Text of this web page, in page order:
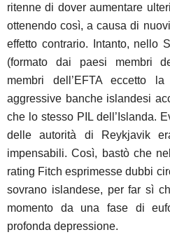
ritenne di dover aumentare
ottenendo così, a causa di
effetto contrario. Intanto, nello
(formato dai paesi membri
membri dell’EFTA eccetto
aggressive banche islandesi
che lo stesso PIL dell’Islanda.
delle autorità di Reykjavik
impensabili. Così, bastò che
rating Fitch esprimesse dubbi
sovrano islandese, per far sì
momento da una fase di
profonda depressione.